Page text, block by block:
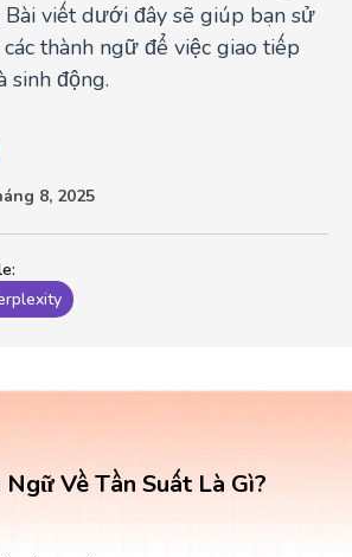
:
8, 2025
viết dưới đây sẽ giúp bạn sử
thành ngữ để việc giao tiếp
sinh động.
Về Tần Suất Là Gì?